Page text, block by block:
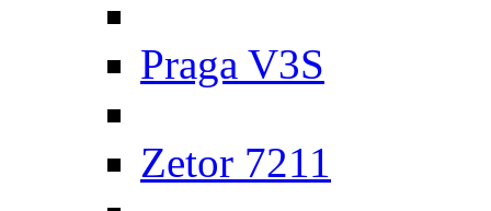
Praga V3S
Zetor 7211